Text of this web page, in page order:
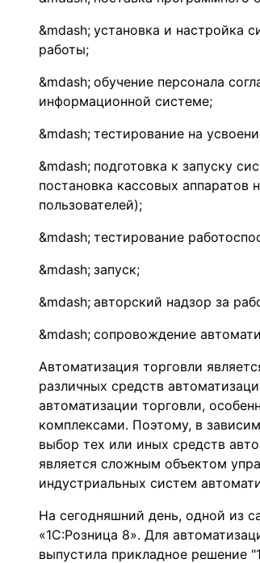
установка и настройка
работы;
обучение персонала
информационной системе;
тестирование на
подготовка к запуску
постановка кассовых аппаратов
пользователей);
тестирование
запуск;
авторский надзор за
сопровождение
Автоматизация торговли
различных средств
автоматизации торговли,
комплексами. Поэтому, в
выбор тех или иных средств
является сложным объектом
индустриальных систем
На сегодняшний день, одной из
«1С:Розница 8». Для
выпустила прикладное решение